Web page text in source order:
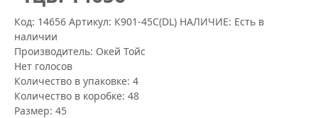
Код: 14656 Артикул: К901-45С(DL) НАЛИЧИЕ: Есть в
наличии
Производитель: Окей Тойс
Нет голосов
Количество в упаковке: 4
Количество в коробке: 48
Размер: 45